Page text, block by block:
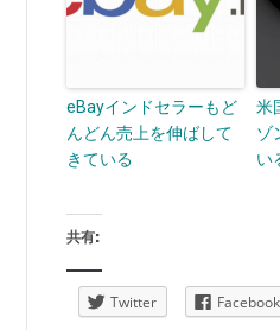
eBayインドセラーもど
んどん売上を伸ばして
きている
米
ゾ
い
共有:
Twitter Facebook